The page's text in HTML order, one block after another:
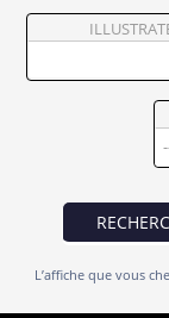
Vendre
L’affiche que vous